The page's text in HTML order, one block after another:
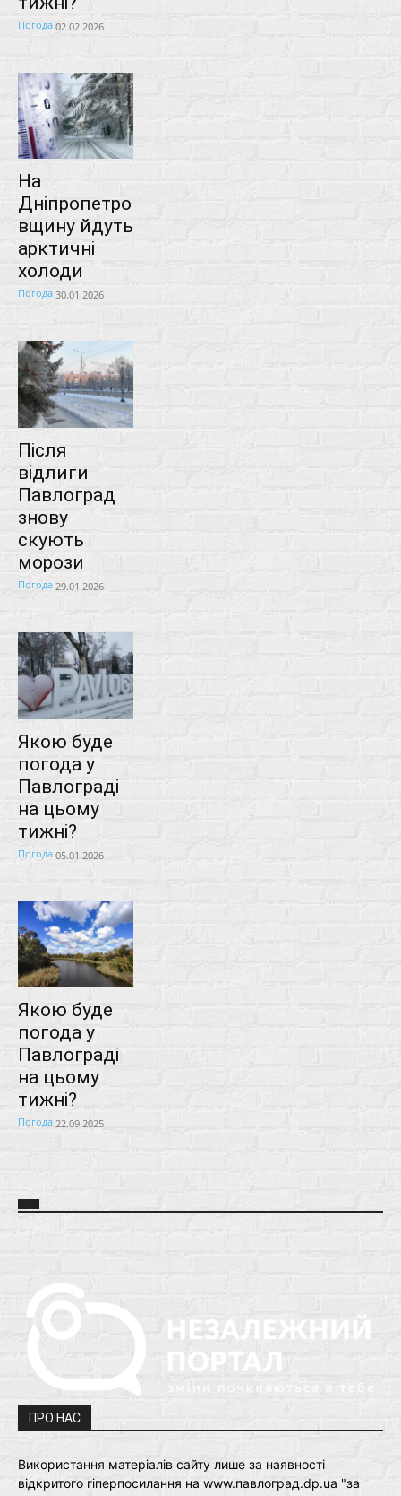
Погода 02.02.2026
На
Дніпропетро
вщину йдуть
арктичні
холоди
Погода 30.01.2026
Після
відлиги
Павлоград
знову
скують
морози
Погода 29.01.2026
Якою буде
погода у
Павлограді
на цьому
тижні?
Погода 05.01.2026
Якою буде
погода у
Павлограді
на цьому
тижні?
Погода 22.09.2025
ПРО НАС
Використання матеріалів сайту лише за наявності
відкритого гіперпосилання на www.павлоград.dp.ua "за